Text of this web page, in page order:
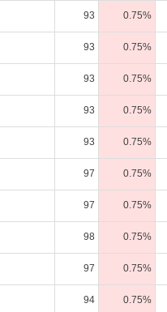
93 0.75%
93 0.75%
93 0.75%
93 0.75%
93 0.75%
97 0.75%
97 0.75%
98 0.75%
97 0.75%
94 0.75%